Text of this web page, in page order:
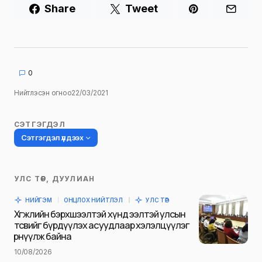
Share Tweet
0
Нийтлэсэн огноо22/03/2021
СЭТГЭГДЭЛ
Сэтгэгдэл үлдээх
Таны имэйл хаягийг нийтлэхгүй.
тэмдэглэсэн
УЛС ТӨР, ДУУЛИАН
НИЙГЭМ ОНЦЛОХ НИЙТЛЭЛ УЛС ТӨР
Хөгжлийн бэрхшээлтэй хүнд ээлтэй улсын
төсвийг бүрдүүлэх асуудлаар хэлэлцүүлэг
өрнүүлж байна
10/08/2026